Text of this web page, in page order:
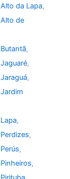
Alto da Lapa,
Alto de
Butantã,
Jaguaré,
Jaraguá,
Jardim
Lapa,
Perdizes,
Perús,
Pinheiros,